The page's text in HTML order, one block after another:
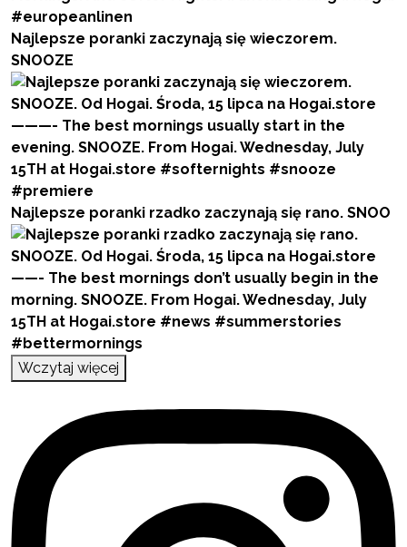
Najlepsze poranki zaczynają się wieczorem.
SNOOZE
Najlepsze poranki rzadko zaczynają się rano. SNOO
Wczytaj więcej